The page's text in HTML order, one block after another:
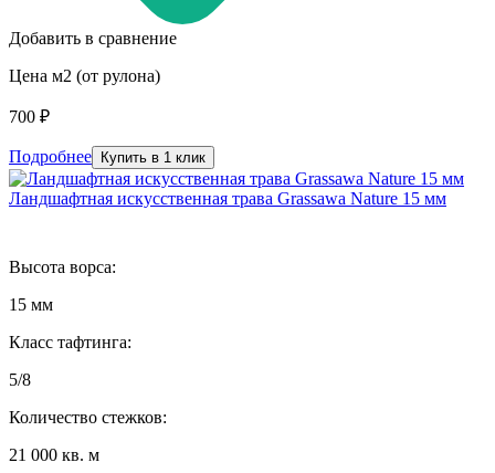
Добавить в сравнение
Цена м2 (от рулона)
700 ₽
Подробнее Купить в 1 клик
Ландшафтная искусственная трава Grassawa Nature 15 мм
Высота ворса:
15 мм
Класс тафтинга:
5/8
Количество стежков:
21 000 кв. м